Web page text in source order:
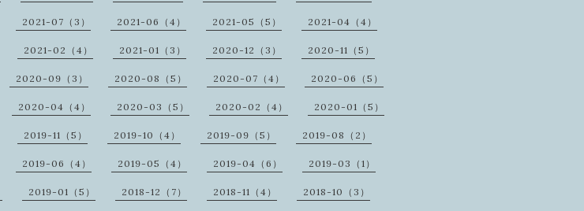
2021-07（3） 2021-06（4） 2021-05（5） 2021-04（4）
2021-02（4） 2021-01（3） 2020-12（3） 2020-11（5）
2020-09（3） 2020-08（5） 2020-07（4） 2020-06（5）
2020-04（4） 2020-03（5） 2020-02（4） 2020-01（5）
2019-11（5） 2019-10（4） 2019-09（5） 2019-08（2）
2019-06（4） 2019-05（4） 2019-04（6） 2019-03（1）
2019-01（5） 2018-12（7） 2018-11（4） 2018-10（3）